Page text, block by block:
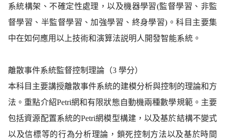
系統構架、不確定性處理，以及機器學習(監督學習、非監
督學習、半監督學習、加強學習、終身學習)。科目主要集
中在如何應用以上技術和演算法説明人開發智能系統。
離散事件系統監督控制理論（3 學分）
本科目主要講授離散事件系統的建模分析與控制的理論和方
法。重點介紹Petri網和有限狀態自動機兩種數學規範。主要
包括資源配置系統的Petri網模型構建，以及基於結構不變式
以及信標等的行為分析理論，鎖死控制方法以及基於時間